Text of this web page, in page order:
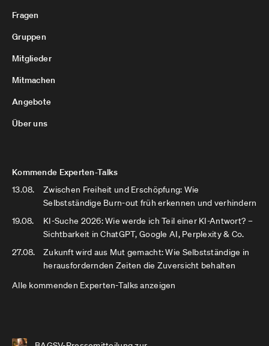
Fragen
Gruppen
Mitglieder
Mitmachen
Angebote
Über uns
Kommende Experten-Talks
13.08.
Zwischen Freiheit und Erschöpfung: Wie
Selbstständige Burn-out früh erkennen und verhindern
19.08.
KI-Suche 2026: Wie werde ich Teil einer KI-Antwort? –
Sichtbarkeit in ChatGPT, Google AI, Perplexity & Co.
27.08.
Zukunft wird aus Mut gemacht: Wie Selbstständige in
herausfordernden Zeiten die Zuversicht behalten
Alle kommenden Experten-Talks anzeigen